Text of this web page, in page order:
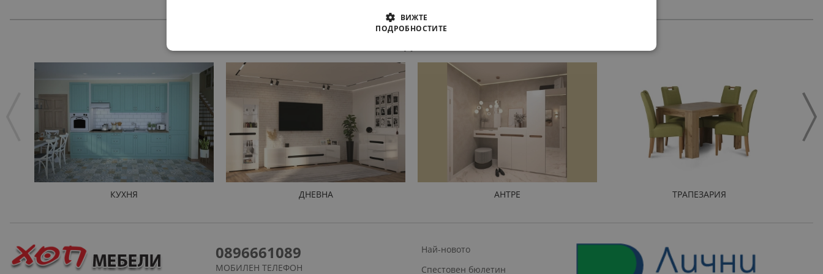
КУХНЯ ДНЕВНА АНТРЕ ТРАПЕЗАРИЯ
0896661089
МОБИЛЕН ТЕЛЕФОН
Най-новото
Спестовен бюлетин
ВИЖТЕ
ПОДРОБНОСТИТЕ